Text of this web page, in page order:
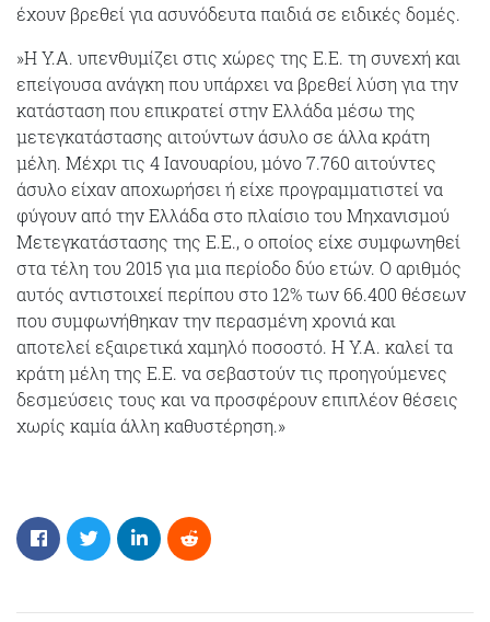
έχουν βρεθεί για ασυνόδευτα παιδιά σε ειδικές δομές.
»Η Υ.Α. υπενθυμίζει στις χώρες της Ε.Ε. τη συνεχή και
επείγουσα ανάγκη που υπάρχει να βρεθεί λύση για την
κατάσταση που επικρατεί στην Ελλάδα μέσω της
μετεγκατάστασης αιτούντων άσυλο σε άλλα κράτη
μέλη. Μέχρι τις 4 Ιανουαρίου, μόνο 7.760 αιτούντες
άσυλο είχαν αποχωρήσει ή είχε προγραμματιστεί να
φύγουν από την Ελλάδα στο πλαίσιο του Μηχανισμού
Μετεγκατάστασης της Ε.Ε., ο οποίος είχε συμφωνηθεί
στα τέλη του 2015 για μια περίοδο δύο ετών. Ο αριθμός
αυτός αντιστοιχεί περίπου στο 12% των 66.400 θέσεων
που συμφωνήθηκαν την περασμένη χρονιά και
αποτελεί εξαιρετικά χαμηλό ποσοστό. Η Υ.Α. καλεί τα
κράτη μέλη της Ε.Ε. να σεβαστούν τις προηγούμενες
δεσμεύσεις τους και να προσφέρουν επιπλέον θέσεις
χωρίς καμία άλλη καθυστέρηση.»